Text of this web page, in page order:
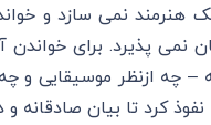
هنرمند نمی سازد و
نمی پذیرد. برای
– چه ازنظر موسیقایی و
کرد تا بیان صادقانه و